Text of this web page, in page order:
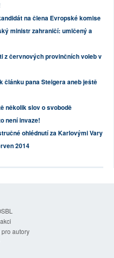
na člena Evropské komise
ministr zahraničí: umlčený a
z červnových provinčních voleb v
článku pana Steigera aneb ještě
několik slov o svobodě
není invaze!
ohlédnutí za Karlovými Vary
2014
pro autory